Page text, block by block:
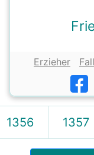
Erzieher Fall
1356 1357